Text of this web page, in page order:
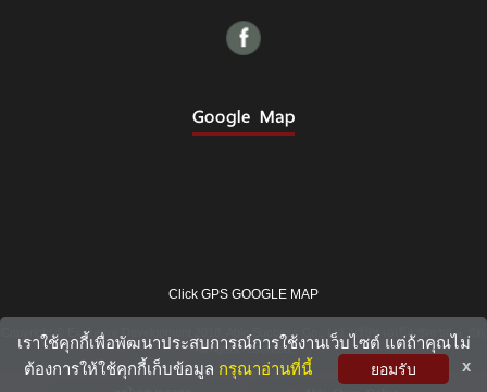
Google Map
Click GPS GOOGLE MAP
Copyright © Exclusive Development 2018, Able Success Co., Ltd. บริษัท เอเบิล ซัคเซส จำกัด,
All rights reserved.
TOP
เราใช้คุกกี้เพื่อพัฒนาประสบการณ์การใช้งานเว็บไซต์ แต่ถ้าคุณไม่
ต้องการให้ใช้คุกกี้เก็บข้อมูล กรุณาอ่านที่นี้ ยอมรับ x